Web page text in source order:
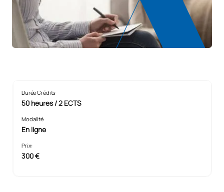
Durée Crédits
50 heures / 2 ECTS
Modalité
En ligne
Prix:
300 €